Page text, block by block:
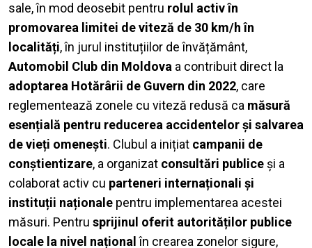
sale, în mod deosebit pentru rolul activ în
promovarea limitei de viteză de 30 km/h în
localități, în jurul instituțiilor de învățământ,
Automobil Club din Moldova a contribuit direct la
adoptarea Hotărârii de Guvern din 2022, care
reglementează zonele cu viteză redusă ca măsură
esențială pentru reducerea accidentelor și salvarea
de vieți omenești. Clubul a inițiat campanii de
conștientizare, a organizat consultări publice și a
colaborat activ cu parteneri internaționali și
instituții naționale pentru implementarea acestei
măsuri. Pentru sprijinul oferit autorităților publice
locale la nivel național în crearea zonelor sigure,